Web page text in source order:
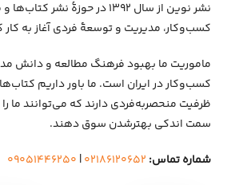
نشر نوین از سال ۱۳۹۲ در حوزهٔ نشر
کسب‌وکار، مدیریت و توسعهٔ فردی آغاز به کار
ماموریت ما بهبود فرهنگ مطالعه و دانش
کسب‌وکار در ایران است. ما باور داریم
ظرفیت منحصربه‌فردی دارند که می‌توانند ما را
سمت اندکی بهتر‌شدن سوق دهند.
شماره تماس: ۰۲۱۸۶۱۲۰۶۵۲| ۰۹۰۵۱۴۴۶۲۵۰